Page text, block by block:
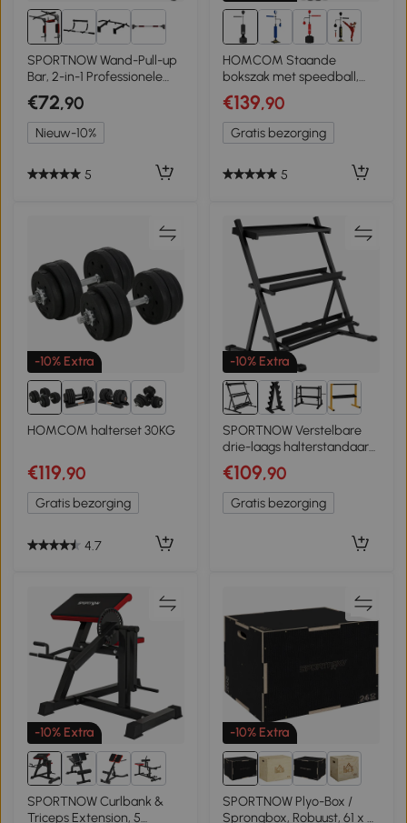
SPORTNOW Wand-Pull-up
Bar, 2-in-1 Professionele
Pull-up- en Dipstation voor
Thuis, tot 200 kg, Rood
€72,90
Nieuw-10%
5
5+
HOMCOM Staande
bokszak met speedball,
reflexstang, in hoogte
verstelbaar, voor
volwassenen, 155-205cm,
zwart
€139,90
Gratis bezorging
5
-10% Extra
3+
HOMCOM halterset 30KG
€119,90
Gratis bezorging
4.7
-10% Extra
SPORTNOW Verstelbare
drie-laags halterstandaard,
max. 200 kg, antislip
dumbbellrek met
verstelbare stangen
€109,90
Gratis bezorging
-10% Extra
1+
SPORTNOW Curlbank &
Triceps Extension, 5
-10% Extra
5+
SPORTNOW Plyo-Box /
Sprongbox, Robuust, 61 x 51